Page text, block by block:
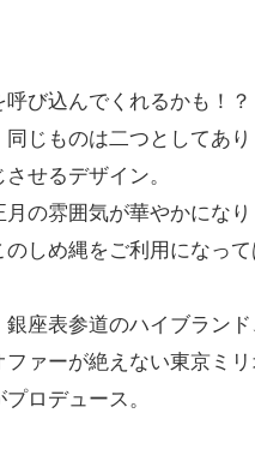
び込んでくれるかも！？
じものは二つとしてあ
せるデザイン。
の雰囲気が華やかにな
しめ縄をご利用になっ
座表参道のハイブラン
ァーが絶えない東京ミ
ロデュース。